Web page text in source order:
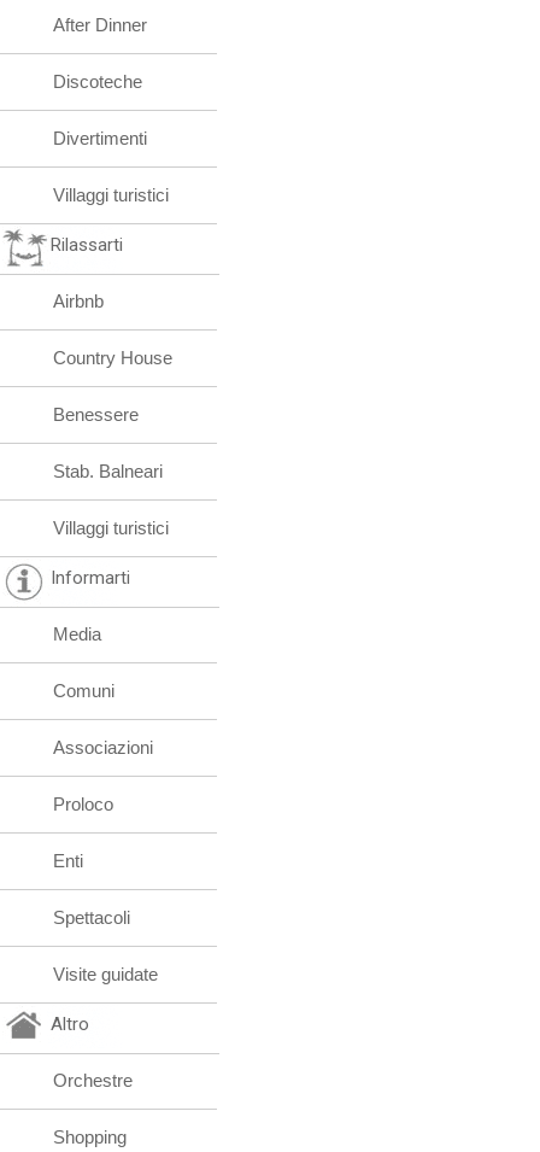
After Dinner
Discoteche
Divertimenti
Villaggi turistici
Rilassarti
Airbnb
Country House
Benessere
Stab. Balneari
Villaggi turistici
Informarti
Media
Comuni
Associazioni
Proloco
Enti
Spettacoli
Visite guidate
Altro
Orchestre
Shopping